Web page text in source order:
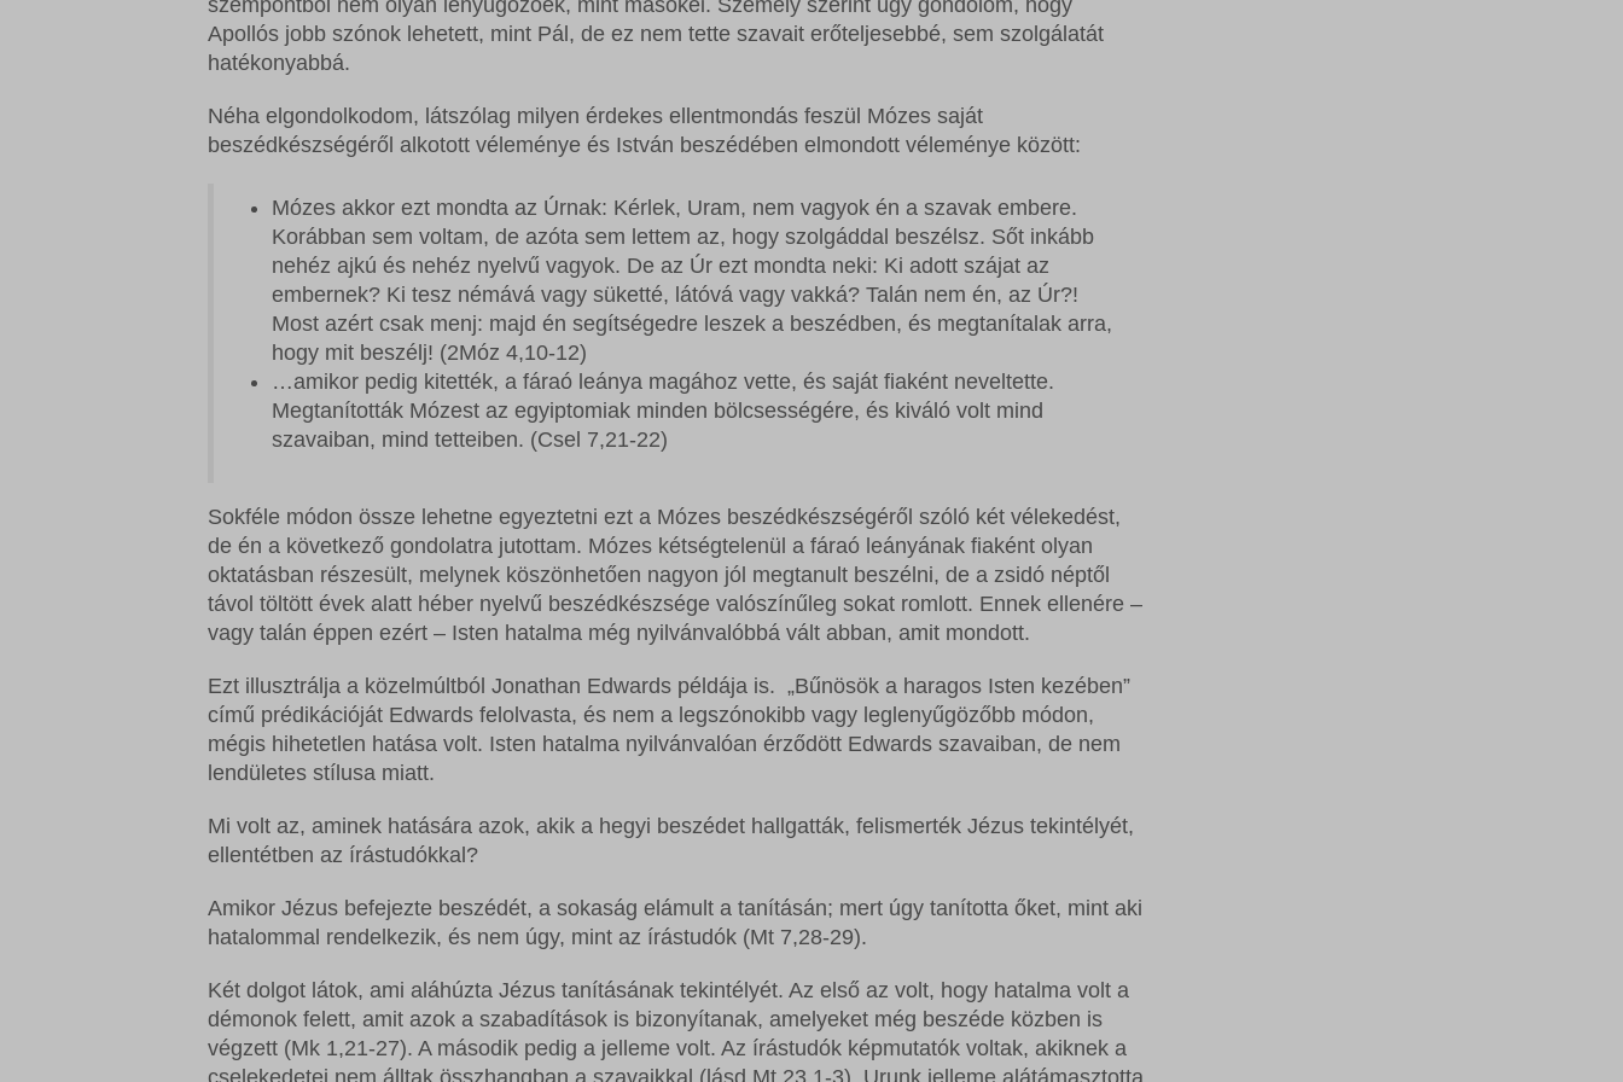
Apollós jobb szónok lehetett, mint Pál, de ez nem tette szavait erőteljesebbé, sem szolgálatát
hatékonyabbá.
Néha elgondolkodom, látszólag milyen érdekes ellentmondás feszül Mózes saját
beszédkészségéről alkotott véleménye és István beszédében elmondott véleménye között:
Mózes akkor ezt mondta az Úrnak: Kérlek, Uram, nem vagyok én a szavak embere.
Korábban sem voltam, de azóta sem lettem az, hogy szolgáddal beszélsz. Sőt inkább
nehéz ajkú és nehéz nyelvű vagyok. De az Úr ezt mondta neki: Ki adott szájat az
embernek? Ki tesz némává vagy süketté, látóvá vagy vakká? Talán nem én, az Úr?!
Most azért csak menj: majd én segítségedre leszek a beszédben, és megtanítalak arra,
hogy mit beszélj! (2Móz 4,10-12)
…amikor pedig kitették, a fáraó leánya magához vette, és saját fiaként neveltette.
Megtanították Mózest az egyiptomiak minden bölcsességére, és kiváló volt mind
szavaiban, mind tetteiben. (Csel 7,21-22)
Sokféle módon össze lehetne egyeztetni ezt a Mózes beszédkészségéről szóló két vélekedést,
de én a következő gondolatra jutottam. Mózes kétségtelenül a fáraó leányának fiaként olyan
oktatásban részesült, melynek köszönhetően nagyon jól megtanult beszélni, de a zsidó néptől
távol töltött évek alatt héber nyelvű beszédkészsége valószínűleg sokat romlott. Ennek ellenére –
vagy talán éppen ezért – Isten hatalma még nyilvánvalóbbá vált abban, amit mondott.
Ezt illusztrálja a közelmúltból Jonathan Edwards példája is. „Bűnösök a haragos Isten kezében”
című prédikációját Edwards felolvasta, és nem a legszónokibb vagy leglenyűgözőbb módon,
mégis hihetetlen hatása volt. Isten hatalma nyilvánvalóan érződött Edwards szavaiban, de nem
lendületes stílusa miatt.
Mi volt az, aminek hatására azok, akik a hegyi beszédet hallgatták, felismerték Jézus tekintélyét,
ellentétben az írástudókkal?
Amikor Jézus befejezte beszédét, a sokaság elámult a tanításán; mert úgy tanította őket, mint aki
hatalommal rendelkezik, és nem úgy, mint az írástudók (Mt 7,28-29).
Két dolgot látok, ami aláhúzta Jézus tanításának tekintélyét. Az első az volt, hogy hatalma volt a
démonok felett, amit azok a szabadítások is bizonyítanak, amelyeket még beszéde közben is
végzett (Mk 1,21-27). A második pedig a jelleme volt. Az írástudók képmutatók voltak, akiknek a
cselekedetei nem álltak összhangban a szavaikkal (lásd Mt 23,1-3). Urunk jelleme alátámasztotta
wordpress_logged_in_*
wp_woocommerce_session_*
sbjs_current
sbjs_current_add
sbjs_first_add
sbjs_session
sbjs_udata
tk_ai
MicrosoftApplicationsTelemetryDeviceId
ssm_au_c